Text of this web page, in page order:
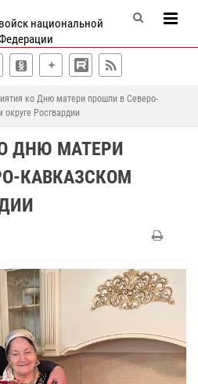
национальной
ко Дню матери прошли в Северо-
округе Росгвардии
ДНЮ МАТЕРИ
КАВКАЗСКОМ